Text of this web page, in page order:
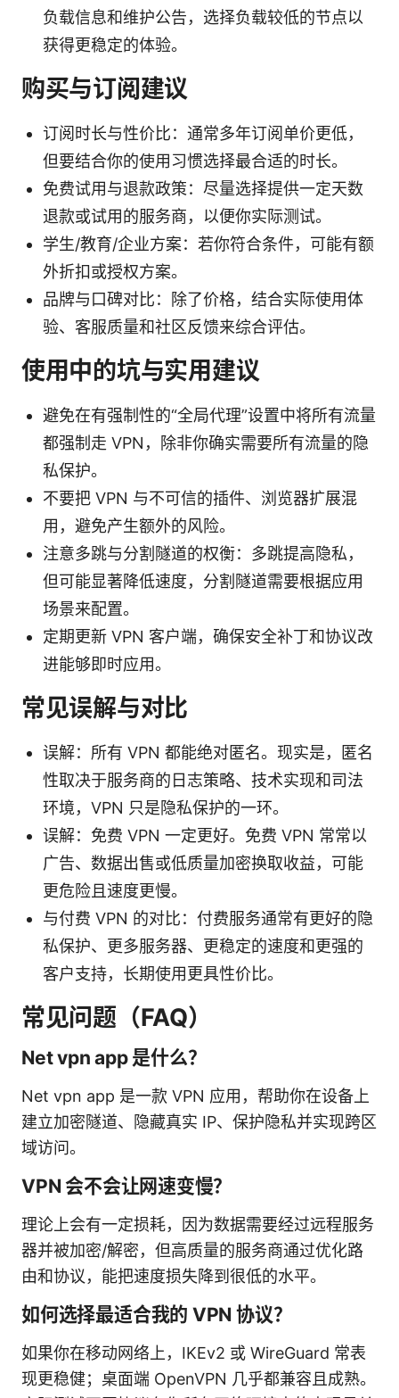
负载信息和维护公告，选择负载较低的节点以
获得更稳定的体验。
购买与订阅建议
订阅时长与性价比：通常多年订阅单价更低，
但要结合你的使用习惯选择最合适的时长。
免费试用与退款政策：尽量选择提供一定天数
退款或试用的服务商，以便你实际测试。
学生/教育/企业方案：若你符合条件，可能有额
外折扣或授权方案。
品牌与口碑对比：除了价格，结合实际使用体
验、客服质量和社区反馈来综合评估。
使用中的坑与实用建议
避免在有强制性的“全局代理”设置中将所有流量
都强制走 VPN，除非你确实需要所有流量的隐
私保护。
不要把 VPN 与不可信的插件、浏览器扩展混
用，避免产生额外的风险。
注意多跳与分割隧道的权衡：多跳提高隐私，
但可能显著降低速度，分割隧道需要根据应用
场景来配置。
定期更新 VPN 客户端，确保安全补丁和协议改
进能够即时应用。
常见误解与对比
误解：所有 VPN 都能绝对匿名。现实是，匿名
性取决于服务商的日志策略、技术实现和司法
环境，VPN 只是隐私保护的一环。
误解：免费 VPN 一定更好。免费 VPN 常常以
广告、数据出售或低质量加密换取收益，可能
更危险且速度更慢。
与付费 VPN 的对比：付费服务通常有更好的隐
私保护、更多服务器、更稳定的速度和更强的
客户支持，长期使用更具性价比。
常见问题（FAQ）
Net vpn app 是什么？
Net vpn app 是一款 VPN 应用，帮助你在设备上
建立加密隧道、隐藏真实 IP、保护隐私并实现跨区
域访问。
VPN 会不会让网速变慢？
理论上会有一定损耗，因为数据需要经过远程服务
器并被加密/解密，但高质量的服务商通过优化路
由和协议，能把速度损失降到很低的水平。
如何选择最适合我的 VPN 协议？
如果你在移动网络上，IKEv2 或 WireGuard 常表
现更稳健；桌面端 OpenVPN 几乎都兼容且成熟。